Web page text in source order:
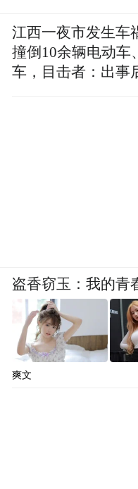
江西一夜市发生车
撞倒10余辆电动车
车，目击者：出事
盗香窃玉：我的青
爽文